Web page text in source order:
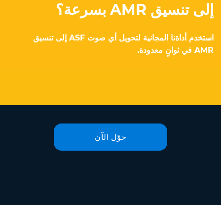
إلى تنسيق AMR بسرعة؟
استخدم أداةنا المجانية لتحويل أي صوت ASF إلى تنسيق
AMR في ثوانٍ معدودة.
حوّل الآن